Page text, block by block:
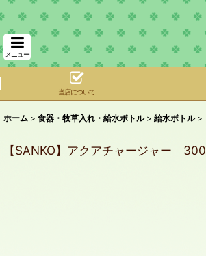
メニュー
当店について
ホーム > 食器・牧草入れ・給水ボトル > 給水ボトル >
【SANKO】アクアチャージャー 300